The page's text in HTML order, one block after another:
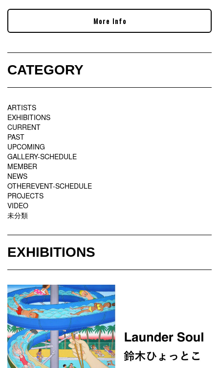
More Info
CATEGORY
ARTISTS
EXHIBITIONS
CURRENT
PAST
UPCOMING
GALLERY-SCHEDULE
MEMBER
NEWS
OTHEREVENT-SCHEDULE
PROJECTS
VIDEO
未分類
EXHIBITIONS